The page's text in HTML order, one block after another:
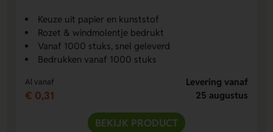
Keuze uit papier en kunststof
Rozet & windmolentje bedrukt
Vanaf 1000 stuks, snel geleverd
Bedrukken vanaf 1000 stuks
Al vanaf
€ 0,31
Levering vanaf
25 augustus
BEKIJK PRODUCT